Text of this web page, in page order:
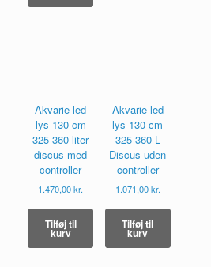
Akvarie led
lys 130 cm
325-360 liter
discus med
controller
1.470,00kr.
Tilføj til
kurv
Akvarie led
lys 130 cm
325-360 L
Discus uden
controller
1.071,00kr.
Tilføj til
kurv